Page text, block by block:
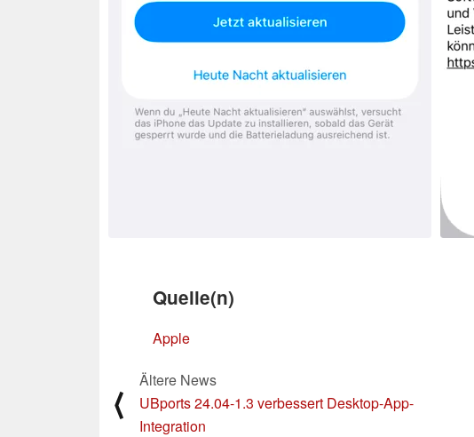
Quelle(n)
Apple
⟨
Ältere News
UBports 24.04-1.3 verbessert Desktop-App-
Integration